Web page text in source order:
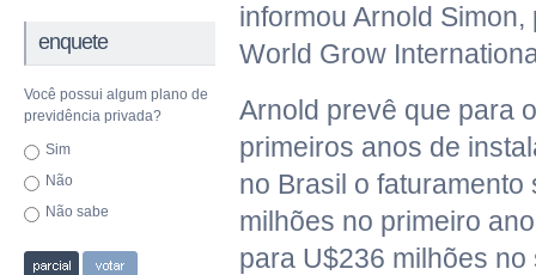
enquete
Você possui algum plano de
previdência privada?
Sim
Não
Não sabe
informou Arnold
World Grow
Arnold prevê que para
primeiros anos de
no Brasil o faturamento
milhões no primeiro
para U$236 milhões